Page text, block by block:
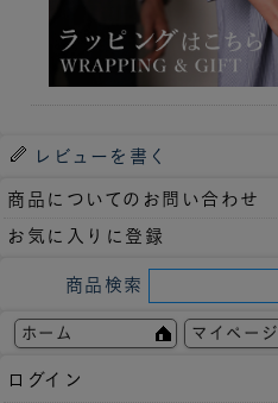
レビューを書く
商品についてのお問い合わせ
お気に入りに登録
商品検索
ホーム マイページ
ログイン